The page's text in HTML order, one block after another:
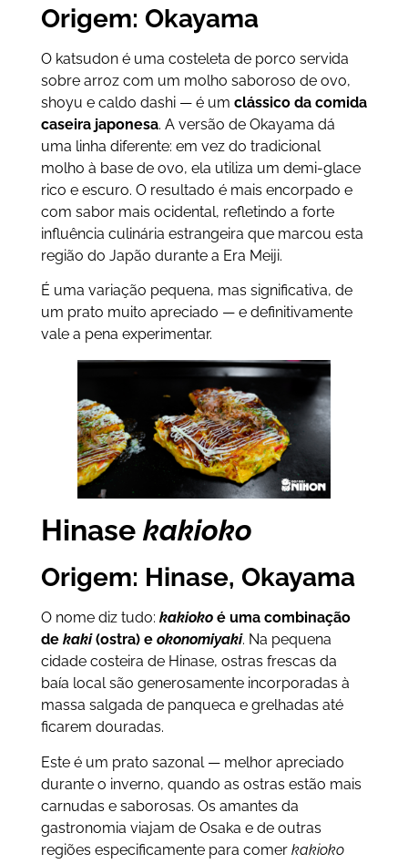
Origem: Okayama
O katsudon é uma costeleta de porco servida
sobre arroz com um molho saboroso de ovo,
shoyu e caldo dashi — é um clássico da comida
caseira japonesa. A versão de Okayama dá
uma linha diferente: em vez do tradicional
molho à base de ovo, ela utiliza um demi-glace
rico e escuro. O resultado é mais encorpado e
com sabor mais ocidental, refletindo a forte
influência culinária estrangeira que marcou esta
região do Japão durante a Era Meiji.
É uma variação pequena, mas significativa, de
um prato muito apreciado — e definitivamente
vale a pena experimentar.
Hinase kakioko
Origem: Hinase, Okayama
O nome diz tudo: kakiokoé uma combinação
de kaki(ostra) e okonomiyaki. Na pequena
cidade costeira de Hinase, ostras frescas da
baía local são generosamente incorporadas à
massa salgada de panqueca e grelhadas até
ficarem douradas.
Este é um prato sazonal — melhor apreciado
durante o inverno, quando as ostras estão mais
carnudas e saborosas. Os amantes da
gastronomia viajam de Osaka e de outras
regiões especificamente para comer kakioko